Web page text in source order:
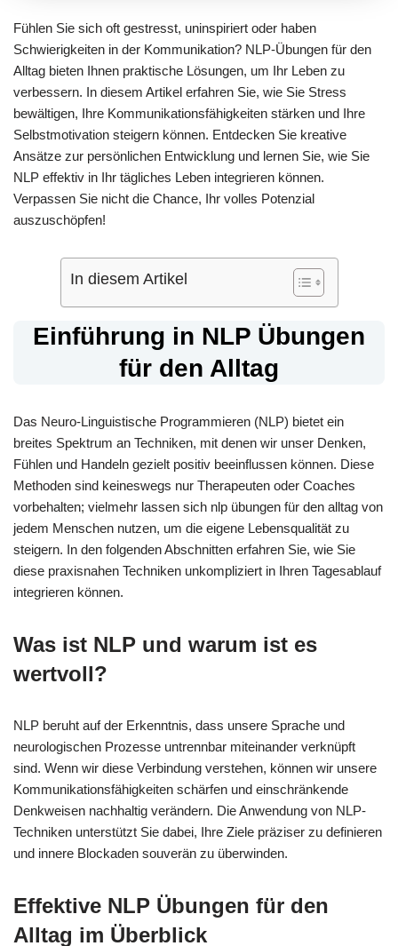
Fühlen Sie sich oft gestresst, uninspiriert oder haben
Schwierigkeiten in der Kommunikation? NLP-Übungen für den
Alltag bieten Ihnen praktische Lösungen, um Ihr Leben zu
verbessern. In diesem Artikel erfahren Sie, wie Sie Stress
bewältigen, Ihre Kommunikationsfähigkeiten stärken und Ihre
Selbstmotivation steigern können. Entdecken Sie kreative
Ansätze zur persönlichen Entwicklung und lernen Sie, wie Sie
NLP effektiv in Ihr tägliches Leben integrieren können.
Verpassen Sie nicht die Chance, Ihr volles Potenzial
auszuschöpfen!
In diesem Artikel
Einführung in NLP Übungen
für den Alltag
Das Neuro-Linguistische Programmieren (NLP) bietet ein
breites Spektrum an Techniken, mit denen wir unser Denken,
Fühlen und Handeln gezielt positiv beeinflussen können. Diese
Methoden sind keineswegs nur Therapeuten oder Coaches
vorbehalten; vielmehr lassen sich nlp übungen für den alltag von
jedem Menschen nutzen, um die eigene Lebensqualität zu
steigern. In den folgenden Abschnitten erfahren Sie, wie Sie
diese praxisnahen Techniken unkompliziert in Ihren Tagesablauf
integrieren können.
Was ist NLP und warum ist es
wertvoll?
NLP beruht auf der Erkenntnis, dass unsere Sprache und
neurologischen Prozesse untrennbar miteinander verknüpft
sind. Wenn wir diese Verbindung verstehen, können wir unsere
Kommunikationsfähigkeiten schärfen und einschränkende
Denkweisen nachhaltig verändern. Die Anwendung von NLP-
Techniken unterstützt Sie dabei, Ihre Ziele präziser zu definieren
und innere Blockaden souverän zu überwinden.
Effektive NLP Übungen für den
Alltag im Überblick